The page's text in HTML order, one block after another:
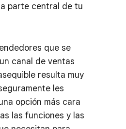
parte central de tu
que se
canal de ventas
resulta muy
les
opción más cara
las funciones y las